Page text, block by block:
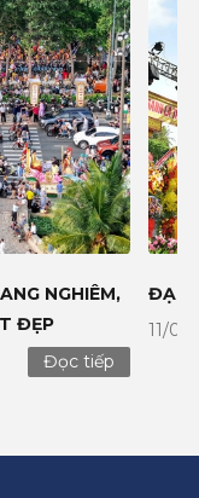
NGHIÊM,
ĐẸP
Đọc tiếp
ĐẠI
11/